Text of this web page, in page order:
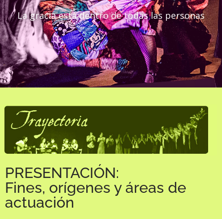
La gracia está dentro de todas las personas
PRESENTACIÓN:
Fines, orígenes y áreas de
actuación